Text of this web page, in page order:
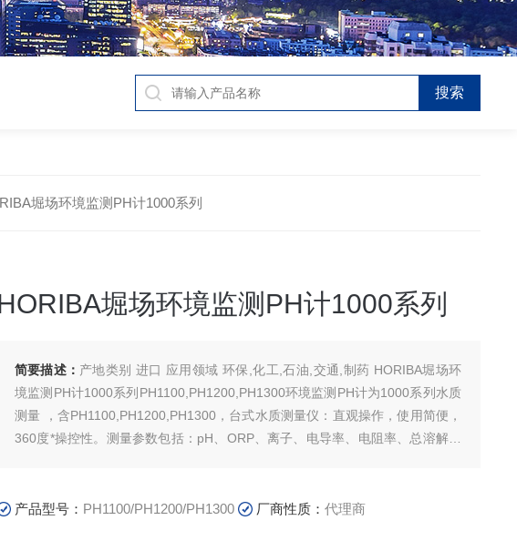
堀场环境监测PH计1000系列
堀场环境监测PH计1000系列
简要描述： 产地类别 进口 应用领域 环保,化工,石油,交通,制药 HORIBA堀场环
境监测PH计1000系列PH1100,PH1200,PH1300环境监测PH计为1000系列水质
测量 ，含PH1100,PH1200,PH1300，台式水质测量仪：直观操作，使用简便，
360度*操控性。测量参数包括：pH、ORP、离子、电导率、电阻率、总溶解固
产品型号： PH1100/PH1200/PH1300 厂商性质：代理商